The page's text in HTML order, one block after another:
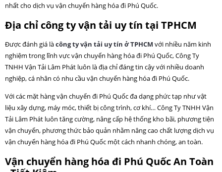
nhất cho dịch vụ vận chuyển hàng hóa đi Phú Quốc.
Địa chỉ công ty vận tải uy tín tại TPHCM
Được đánh giá làcông ty vận tải uy tín ở TPHCM với nhiều năm kinh
nghiệm trong lĩnh vực vận chuyển hàng hóa đi Phú Quốc, Công Ty
TNHH Vận Tải Lâm Phát luôn là địa chỉ đáng tin cậy với nhiều doanh
nghiệp, cá nhân có nhu cầu vận chuyển hàng hóa đi Phú Quốc.
Với các mặt hàng vận chuyển đi Phú Quốc đa dạng phức tạp như vật
liệu xây dựng, máy móc, thiết bị công trình, cơ khí… Công Ty TNHH Vận
Tải Lâm Phát luôn tăng cường, nâng cấp hệ thống kho bãi, phương tiện
vận chuyển, phương thức bảo quản nhằm nâng cao chất lượng dịch vụ
vận chuyển hàng hóa đi Phú Quốc một cách nhanh chóng, an toàn.
Vận chuyển hàng hóa đi Phú Quốc An Toàn